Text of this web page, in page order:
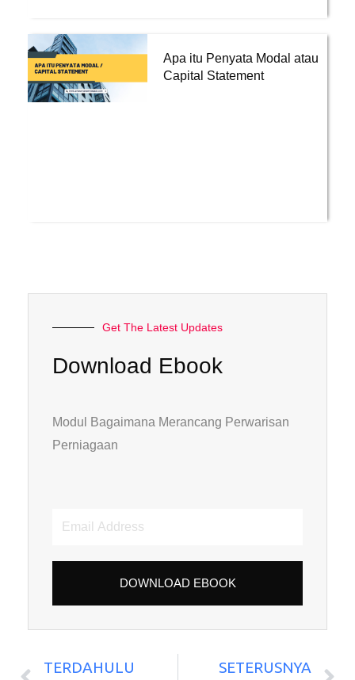
Apa itu Penyata Modal atau
Capital Statement
Get The Latest Updates
Download Ebook
Modul Bagaimana Merancang Perwarisan
Perniagaan
Email
DOWNLOAD EBOOK
Prev
TERDAHULU SETERUSNYA